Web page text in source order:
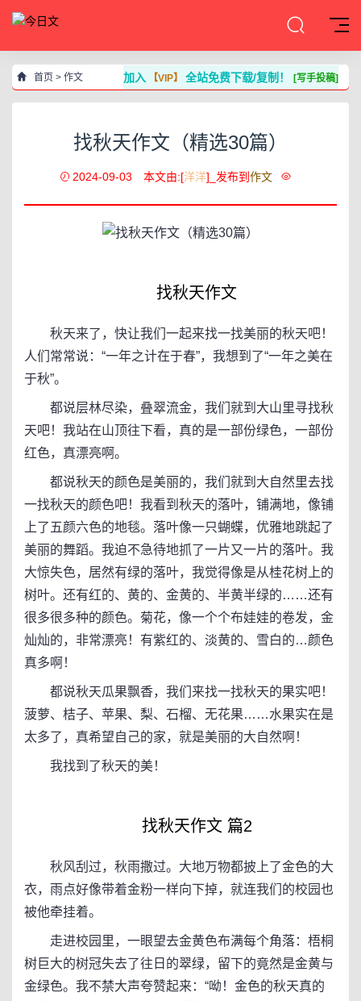
首页 > 作文 加入【VIP】 全站免费下载/复制！ [写手投稿]
找秋天作文（精选30篇）
2024-09-03 本文由:[洋洋]_发布到 作文
找秋天作文
秋天来了，快让我们一起来找一找美丽的秋天吧！
人们常常说：“一年之计在于春”，我想到了“一年之美在
于秋”。
都说层林尽染，叠翠流金，我们就到大山里寻找秋
天吧！我站在山顶往下看，真的是一部份绿色，一部份
红色，真漂亮啊。
都说秋天的颜色是美丽的，我们就到大自然里去找
一找秋天的颜色吧！我看到秋天的落叶，铺满地，像铺
上了五颜六色的地毯。落叶像一只蝴蝶，优雅地跳起了
美丽的舞蹈。我迫不急待地抓了一片又一片的落叶。我
大惊失色，居然有绿的落叶，我觉得像是从桂花树上的
树叶。还有红的、黄的、金黄的、半黄半绿的……还有
很多很多种的颜色。菊花，像一个个布娃娃的卷发，金
灿灿的，非常漂亮！有紫红的、淡黄的、雪白的…颜色
真多啊！
都说秋天瓜果飘香，我们来找一找秋天的果实吧！
菠萝、桔子、苹果、梨、石榴、无花果……水果实在是
太多了，真希望自己的家，就是美丽的大自然啊！
我找到了秋天的美！
找秋天作文 篇2
秋风刮过，秋雨撒过。大地万物都披上了金色的大
衣，雨点好像带着金粉一样向下掉，就连我们的校园也
被他牵挂着。
走进校园里，一眼望去金黄色布满每个角落：梧桐
树巨大的树冠失去了往日的翠绿，留下的竟然是金黄与
金绿色。我不禁大声夸赞起来：“呦！金色的秋天真的